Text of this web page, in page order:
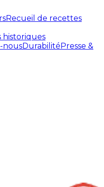
Recueil de recettes
historiques
nousDurabilitéPresse &